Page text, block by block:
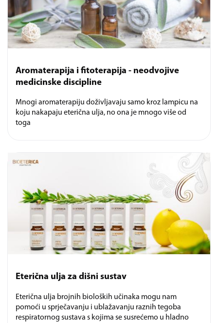
Aromaterapija i fitoterapija - neodvojive
medicinske discipline
Mnogi aromaterapiju doživljavaju samo kroz lampicu na
koju nakapaju eterična ulja, no ona je mnogo više od
toga
Eterična ulja za dišni sustav
Eterična ulja brojnih bioloških učinaka mogu nam
pomoći u sprječavanju i ublažavanju raznih tegoba
respiratornog sustava s kojima se susrećemo u hladno